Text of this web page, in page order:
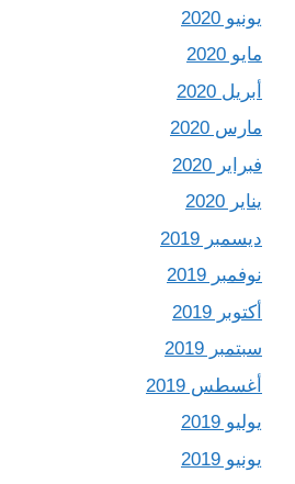
يونيو 2020
مايو 2020
أبريل 2020
مارس 2020
فبراير 2020
يناير 2020
ديسمبر 2019
نوفمبر 2019
أكتوبر 2019
سبتمبر 2019
أغسطس 2019
يوليو 2019
يونيو 2019